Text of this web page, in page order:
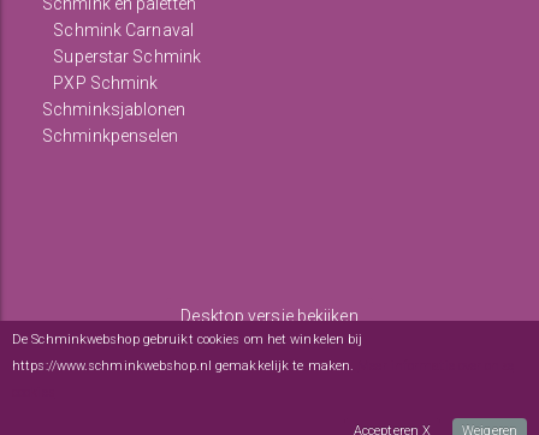
Schmink Carnaval
Superstar Schmink
PXP Schmink
Schminksjablonen
Schminkpenselen
Desktop versie bekijken
De Schminkwebshop gebruikt cookies om het winkelen bij
https://www.schminkwebshop.nl gemakkelijk te maken.
Accepteren X Weigeren